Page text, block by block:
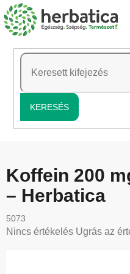
Ugrás
a
tartalomhoz
KERESÉS
Koffein 200
– Herbatica
5073
A
Nincs értékelés Ugrás az